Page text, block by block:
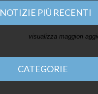
NOTIZIE PIÙ RECENTI
visualizza maggiori
CATEGORIE